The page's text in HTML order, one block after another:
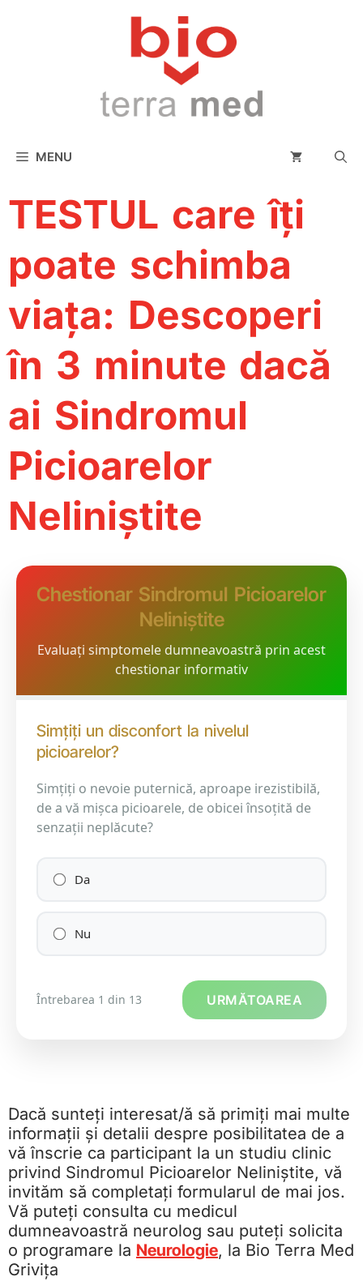
MENU
TESTUL care îți
poate schimba
viața: Descoperi
în 3 minute dacă
ai Sindromul
Picioarelor
Neliniștite
Chestionar Sindromul Picioarelor
Neliniștite
Evaluați simptomele dumneavoastră prin acest
chestionar informativ
Simțiți un disconfort la nivelul
picioarelor?
Simțiți o nevoie puternică, aproape irezistibilă,
de a vă mișca picioarele, de obicei însoțită de
senzații neplăcute?
Da
Nu
Întrebarea 1 din 13 URMĂTOAREA
Dacă sunteți interesat/ă să primiți mai multe
informații și detalii despre posibilitatea de a
vă înscrie ca participant la un studiu clinic
privind Sindromul Picioarelor Neliniștite, vă
invităm să completați formularul de mai jos.
Vă puteți consulta cu medicul
dumneavoastră neurolog sau puteți solicita
o programare la Neurologie, la Bio Terra Med
Grivița